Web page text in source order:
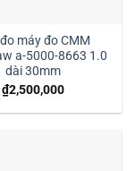
máy đo CMM
a-5000-8663 1.0
dài 30mm
₫2,500,000